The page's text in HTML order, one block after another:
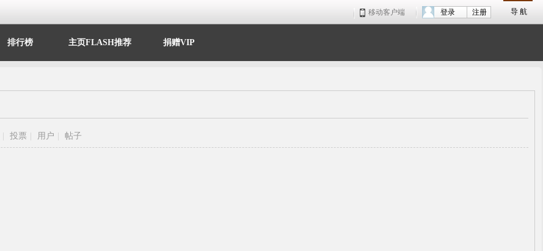
导 航
移动客户端 注册
登录
排行榜 主页FLASH推荐 捐赠VIP
投票 用户 帖子